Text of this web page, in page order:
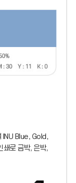
INU Blue, Gold,
쇄로 금박, 은박,